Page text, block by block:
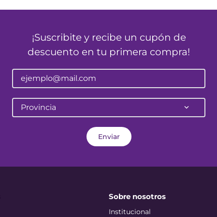
¡Suscribite y recibe un cupón de
descuento en tu primera compra!
Provincia
Enviar
Sobre nosotros
Institucional